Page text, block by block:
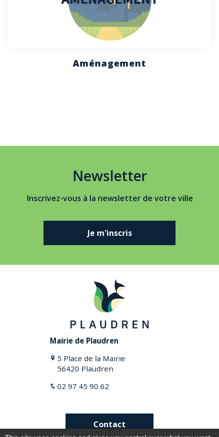
Aménagement
Newsletter
Inscrivez-vous à la newsletter de votre ville
Je m'inscris
Mairie de Plaudren
5 Place de la Mairie
56420 Plaudren
02 97 45 90 62
Contact